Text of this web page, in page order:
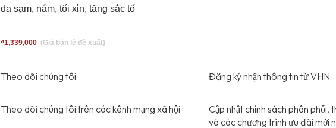
da sạm, nám, tối xỉn, tăng sắc tố
₫1,339,000
Theo dõi chúng tôi
Theo dõi chúng tôi trên các kênh mạng xã hội
Đăng ký nhận thông tin từ VHN
Cập nhật chính sách phân phối,
và các chương trình ưu đãi mới